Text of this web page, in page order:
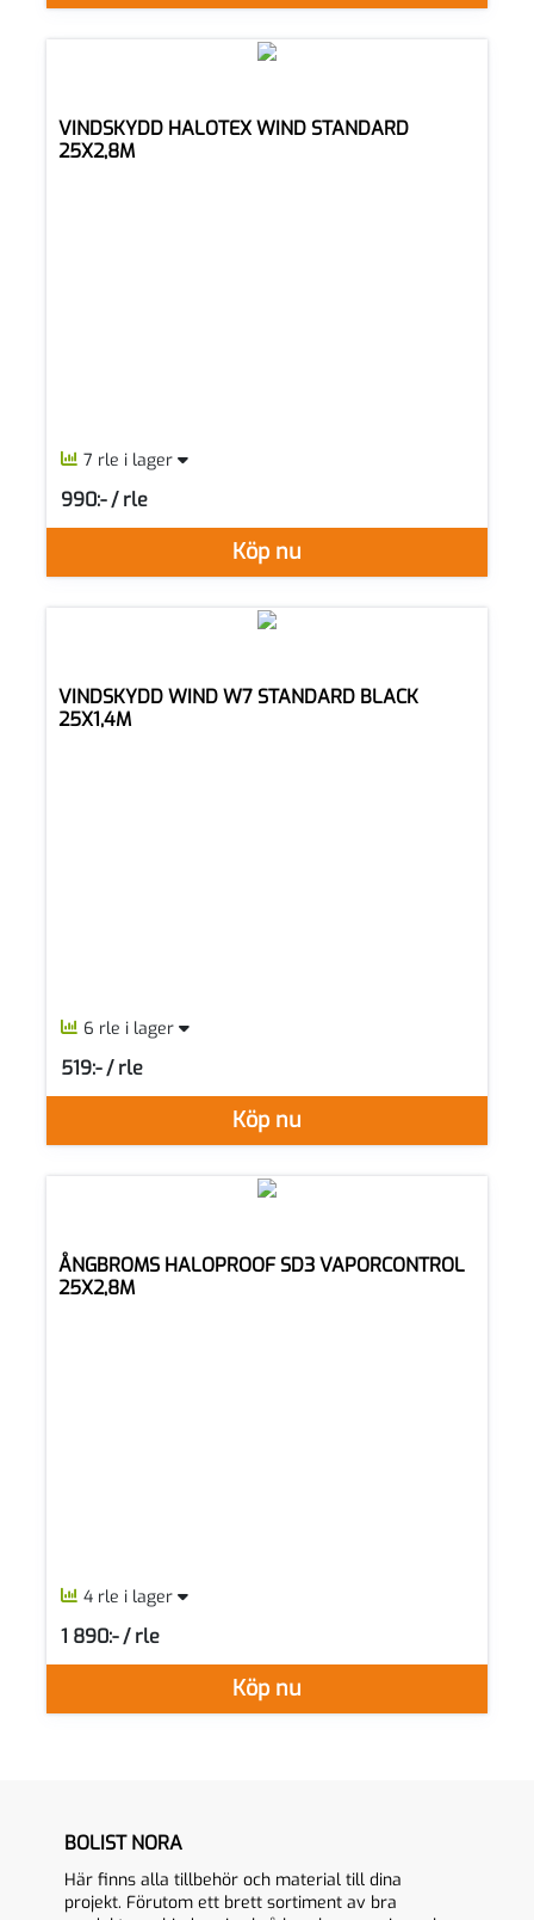
VINDSKYDD HALOTEX WIND STANDARD
25X2,8M
7 rle i lager
Köp nu
990:- / rle
SEK per RLE
VINDSKYDD WIND W7 STANDARD BLACK
25X1,4M
6 rle i lager
Köp nu
519:- / rle
SEK per RLE
ÅNGBROMS HALOPROOF SD3 VAPORCONTROL
25X2,8M
4 rle i lager
Köp nu
1 890:- / rle
SEK per RLE
BOLIST NORA
Här finns alla tillbehör och material till dina
projekt. Förutom ett brett sortiment av bra